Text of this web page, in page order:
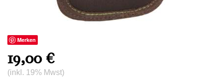
Merken
19,00 €
(inkl. 19% Mwst)